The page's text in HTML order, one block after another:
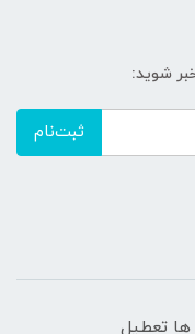
شوید:
ثبت‌نام
ها تعطیل